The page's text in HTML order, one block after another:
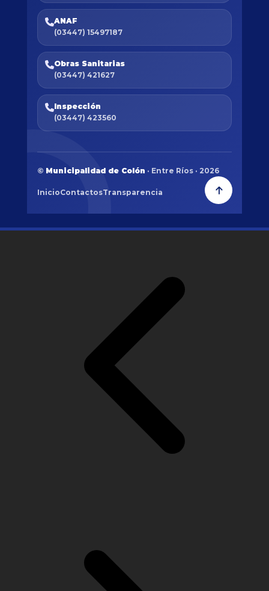
ANAF
(03447) 15497187
Obras Sanitarias
(03447) 421627
Inspección
(03447) 423560
© Municipalidad de Colón · Entre Ríos · 2026
InicioContactosTransparencia